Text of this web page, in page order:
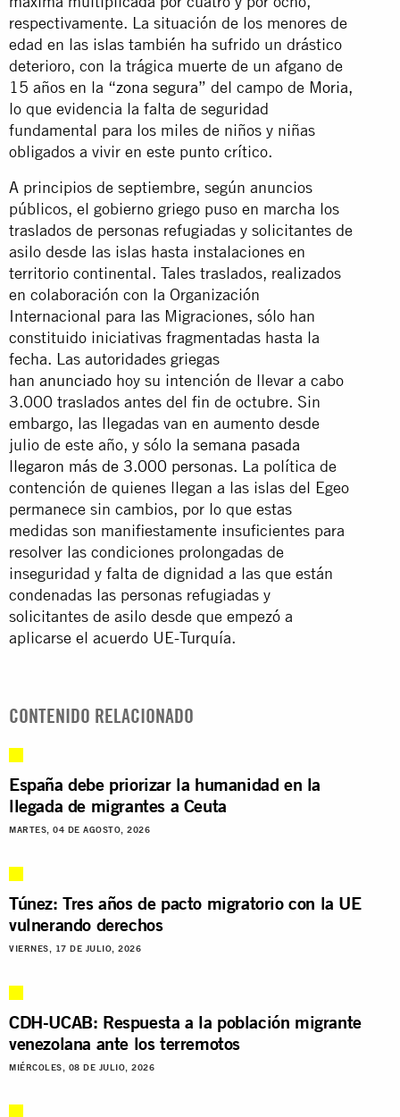
respectivamente. La situación de los menores de
edad en las islas también ha sufrido un drástico
deterioro, con la trágica muerte de un afgano de
15 años en la “zona segura” del campo de Moria,
lo que evidencia la falta de seguridad
fundamental para los miles de niños y niñas
obligados a vivir en este punto crítico.
A principios de septiembre, según anuncios
públicos, el gobierno griego puso en marcha los
traslados de personas refugiadas y solicitantes de
asilo desde las islas hasta instalaciones en
territorio continental. Tales traslados, realizados
en colaboración con la Organización
Internacional para las Migraciones, sólo han
constituido iniciativas fragmentadas hasta la
fecha. Las autoridades griegas
han anunciado hoy su intención de llevar a cabo
3.000 traslados antes del fin de octubre. Sin
embargo, las llegadas van en aumento desde
julio de este año, y sólo la semana pasada
llegaron más de 3.000 personas. La política de
contención de quienes llegan a las islas del Egeo
permanece sin cambios, por lo que estas
medidas son manifiestamente insuficientes para
resolver las condiciones prolongadas de
inseguridad y falta de dignidad a las que están
condenadas las personas refugiadas y
solicitantes de asilo desde que empezó a
aplicarse el acuerdo UE-Turquía.
CONTENIDO RELACIONADO
España debe priorizar la humanidad en la
llegada de migrantes a Ceuta
MARTES, 04 DE AGOSTO, 2026
Túnez: Tres años de pacto migratorio con la UE
vulnerando derechos
VIERNES, 17 DE JULIO, 2026
CDH-UCAB: Respuesta a la población migrante
venezolana ante los terremotos
MIÉRCOLES, 08 DE JULIO, 2026